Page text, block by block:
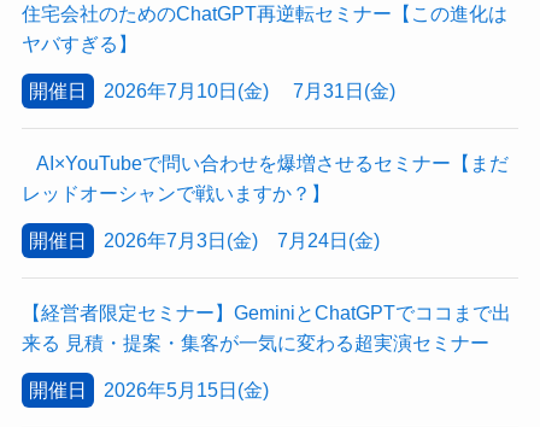
住宅会社のためのChatGPT再逆転セミナー【この進化は
ヤバすぎる】
開催日 2026年7月10日(金) 7月31日(金)
AI×YouTubeで問い合わせを爆増させるセミナー【まだ
レッドオーシャンで戦いますか？】
開催日 2026年7月3日(金) 7月24日(金)
【経営者限定セミナー】GeminiとChatGPTでココまで出
来る 見積・提案・集客が一気に変わる超実演セミナー
開催日 2026年5月15日(金)